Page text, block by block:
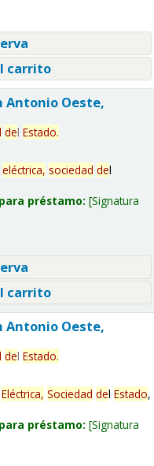
carrito
Antonio Oeste,
del Estado.
eléctrica, sociedad del
préstamo: Signatura
carrito
Antonio Oeste,
del Estado.
Eléctrica, Sociedad del Estado,
préstamo: Signatura